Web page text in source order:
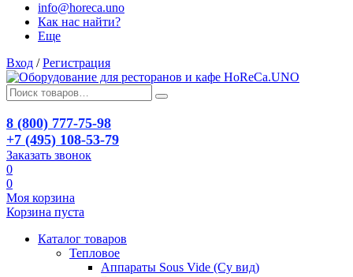
info@horeca.uno
Как нас найти?
Еще
Вход / Регистрация
8 (800) 777-75-98
+7 (495) 108-53-79
Заказать звонок
0
0
Моя корзина
Корзина пуста
Каталог товаров
Тепловое
Аппараты Sous Vide (Су вид)